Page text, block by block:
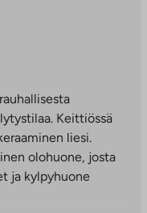
Keittiössä
liesi.
olohuone, josta
ja kylpyhuone